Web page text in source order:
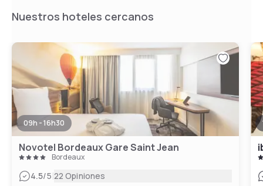
Nuestros hoteles cercanos
09h - 16h30
Novotel Bordeaux Gare Saint Jean
Bordeaux
4.5/5|22 Opiniones